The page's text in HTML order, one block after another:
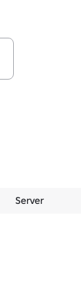
Server